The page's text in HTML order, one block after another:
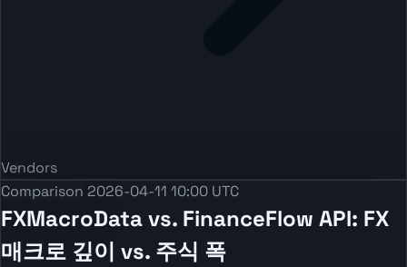
Vendors
Comparison 2026-04-11 10:00 UTC
FXMacroData vs. FinanceFlow API: FX
매크로 깊이 vs. 주식 폭